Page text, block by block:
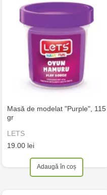
Masă de modelat "Purple", 115
gr
LETS
19.00 lei
Adaugă în coș